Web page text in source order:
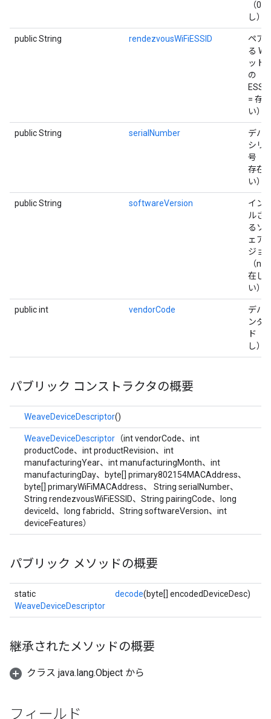
（0
し）
public String rendezvousWiFiESSID
ペア
る
ット
の
= 存
い）
public String serialNumber
デバ
シリ
号（
存在
い）
public String softwareVersion
イン
ルさ
るソ
ェア
ジョ
（
在し
い）
public int vendorCode
デバ
ンダ
ド（
し）
パブリック コンストラクタの概要
WeaveDeviceDescriptor()
WeaveDeviceDescriptor （int vendorCode、int
productCode、int productRevision、int
manufacturingYear、int manufacturingMonth、int
manufacturingDay、byte[] primary802154MACAddress、
byte[] primaryWiFiMACAddress、 String serialNumber、
String rendezvousWiFiESSID、String pairingCode、long
deviceId、long fabricId、String softwareVersion、int
deviceFeatures）
パブリック メソッドの概要
static
WeaveDeviceDescriptor
decode(byte[] encodedDeviceDesc)
継承されたメソッドの概要
クラス java.lang.Object から
フィールド